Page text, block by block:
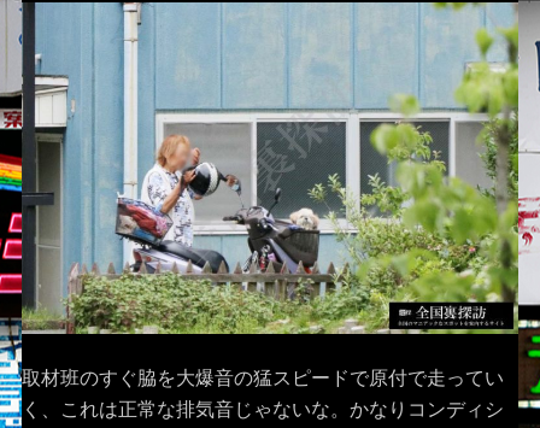
取材班のすぐ脇を大爆音の猛スピードで原付で走ってい
く、これは正常な排気音じゃないな。かなりコンディシ